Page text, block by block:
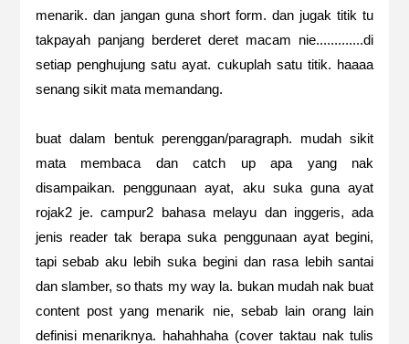
menarik. dan jangan guna short form. dan jugak titik tu
takpayah panjang berderet deret macam nie.............di
setiap penghujung satu ayat. cukuplah satu titik. haaaa
senang sikit mata memandang.
buat dalam bentuk perenggan/paragraph. mudah sikit
mata membaca dan catch up apa yang nak
disampaikan. penggunaan ayat, aku suka guna ayat
rojak2 je. campur2 bahasa melayu dan inggeris, ada
jenis reader tak berapa suka penggunaan ayat begini,
tapi sebab aku lebih suka begini dan rasa lebih santai
dan slamber, so thats my way la. bukan mudah nak buat
content post yang menarik nie, sebab lain orang lain
definisi menariknya. hahahhaha (cover taktau nak tulis